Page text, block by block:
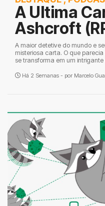
A Ultima
Ashcroft
A maior detetive do mundo e
misteriosa carta. O que
se transforma em um
Há 2 Semanas - por Marcelo